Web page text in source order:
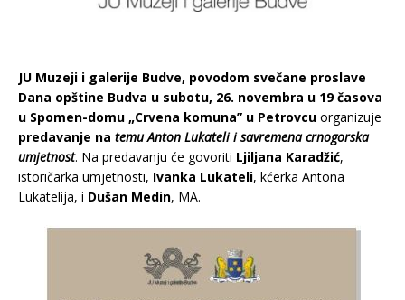
JU Muzeji i galerije Budve, povodom svečane proslave
Dana opštine Budva u subotu, 26. novembra u 19 časova
u Spomen-domu „Crvena komuna” u Petrovcu organizuje
predavanje na temu Anton Lukateli i savremena crnogorska
umjetnost. Na predavanju će govoriti Ljiljana Karadžić,
istoričarka umjetnosti, Ivanka Lukateli, kćerka Antona
Lukatelija, i Dušan Medin, MA.